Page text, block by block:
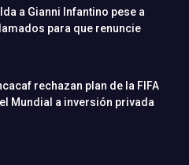
a Gianni Infantino pese a
para que renuncie
rechazan plan de la FIFA
Mundial a inversión privada